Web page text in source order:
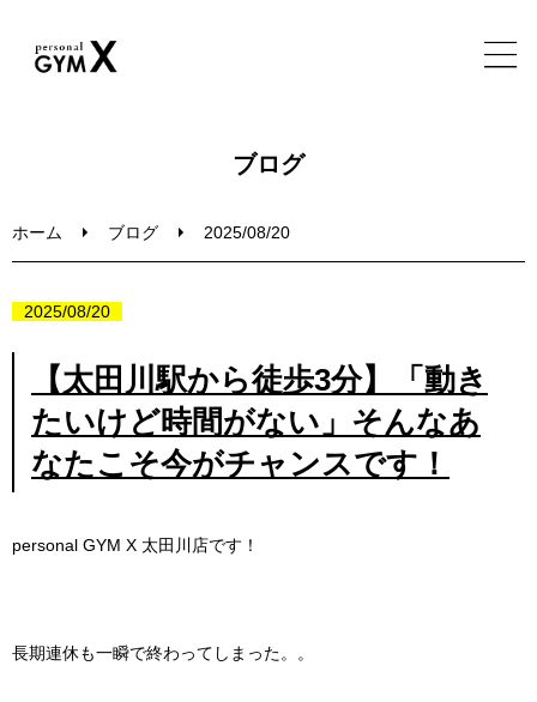
無料体験セッション
ブログ
ホーム ブログ 2025/08/20
2025/08/20
【太田川駅から徒歩3分】「動き
たいけど時間がない」そんなあ
なたこそ今がチャンスです！
personal GYM X 太田川店です！
長期連休も一瞬で終わってしまった。。